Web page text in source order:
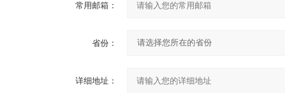
常用邮箱：
省份：
详细地址：